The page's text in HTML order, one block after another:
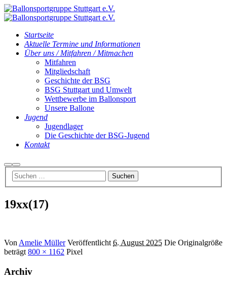
Startseite
Aktuelle Termine und Informationen
Über uns / Mitfahren / Mitmachen
Mitfahren
Mitgliedschaft
Geschichte der BSG
BSG Stuttgart und Umwelt
Wettbewerbe im Ballonsport
Unsere Ballone
Jugend
Jugendlager
Die Geschichte der BSG-Jugend
Kontakt
Suchen
Hauptmenü
19xx(17)
VonAmelie Müller Veröffentlicht6. August 2025 Die Originalgröße
beträgt800 × 1162 Pixel
Archiv